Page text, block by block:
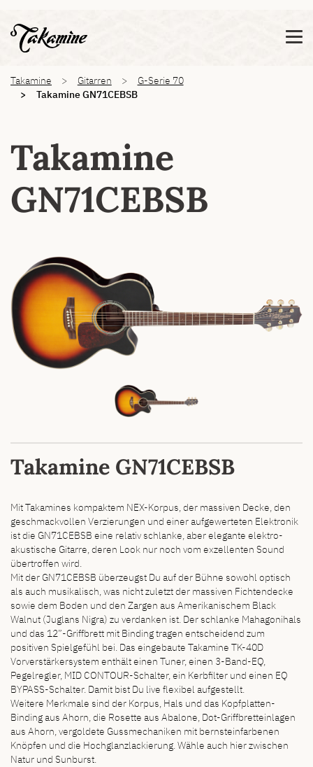
Diese Meldung nicht mehr anzeigen
Takamine Gitarren
G-Serie 70
Takamine GN71CEBSB
Takamine
GN71CEBSB
Takamine GN71CEBSB
Mit Takamines kompaktem NEX-Korpus, der massiven Decke, den
geschmackvollen Verzierungen und einer aufgewerteten Elektronik
ist die GN71CEBSB eine relativ schlanke, aber elegante elektro-
akustische Gitarre, deren Look nur noch vom exzellenten Sound
übertroffen wird.
Mit der GN71CEBSB überzeugst Du auf der Bühne sowohl optisch
als auch musikalisch, was nicht zuletzt der massiven Fichtendecke
sowie dem Boden und den Zargen aus Amerikanischem Black
Walnut (Juglans Nigra) zu verdanken ist. Der schlanke Mahagonihals
und das 12”-Griffbrett mit Binding tragen entscheidend zum
positiven Spielgefühl bei. Das eingebaute Takamine TK-40D
Vorverstärkersystem enthält einen Tuner, einen 3-Band-EQ,
Pegelregler, MID CONTOUR-Schalter, ein Kerbfilter und einen EQ
BYPASS-Schalter. Damit bist Du live flexibel aufgestellt.
Weitere Merkmale sind der Korpus, Hals und das Kopfplatten-
Binding aus Ahorn, die Rosette aus Abalone, Dot-Griffbretteinlagen
aus Ahorn, vergoldete Gussmechaniken mit bernsteinfarbenen
Knöpfen und die Hochglanzlackierung. Wähle auch hier zwischen
Natur und Sunburst.